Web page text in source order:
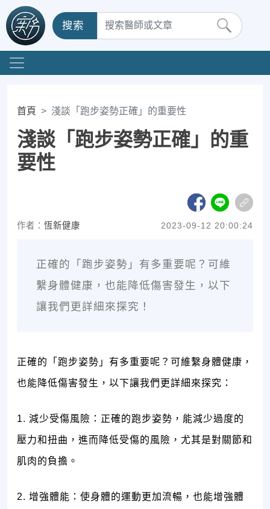
搜索
首頁 淺談「跑步姿勢正確」的重要性
淺談「跑步姿勢正確」的重
要性
作者： 恆新健康 2023-09-12 20:00:24
正確的「跑步姿勢」有多重要呢？可維
繫身體健康，也能降低傷害發生，以下
讓我們更詳細來探究！
正確的「跑步姿勢」有多重要呢？可維繫身體健康，
也能降低傷害發生，以下讓我們更詳細來探究：
1. 減少受傷風險：正確的跑步姿勢，能減少過度的
壓力和扭曲，進而降低受傷的風險，尤其是對關節和
肌肉的負擔。
2. 增強體能：使身體的運動更加流暢，也能增強體